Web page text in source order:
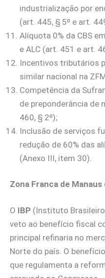
industrialização por
(art. 445, § 5º e art.
Alíquota 0% da CBS
e ALC (art. 451 e art.
Incentivos tributários
similar nacional na
Competência da
de preponderância de
460, § 2º);
Inclusão de serviços
redução de 60% das
(Anexo III, item 30).
Zona Franca de
O IBP (Instituto
veto ao benefício fiscal
principal refinaria no
Norte do país. O
que regulamenta a